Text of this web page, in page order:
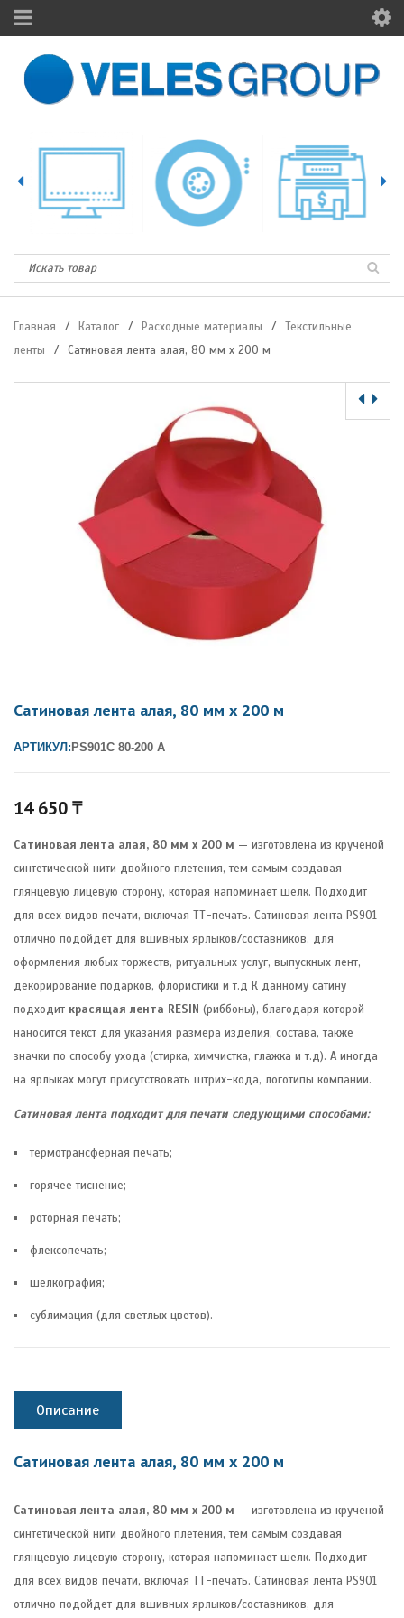
Главная / Каталог / Расходные материалы /
Текстильные
ленты
/ Сатиновая лента алая, 80 мм х 200 м
Сатиновая лента алая, 80 мм х 200 м
АРТИКУЛ: PS901C 80-200 A
14 650₸
Сатиновая лента алая, 80 мм х 200 м — изготовлена из крученой
синтетической нити двойного плетения, тем самым создавая
глянцевую лицевую сторону, которая напоминает шелк. Подходит
для всех видов печати, включая ТТ-печать. Сатиновая лента PS901
отлично подойдет для вшивных ярлыков/составников, для
оформления любых торжеств, ритуальных услуг, выпускных лент,
декорирование подарков, флористики и т.д К данному сатину
подходит красящая лента RESIN (риббоны), благодаря которой
наносится текст для указания размера изделия, состава, также
значки по способу ухода (стирка, химчистка, глажка и т.д). А иногда
на ярлыках могут присутствовать штрих-кода, логотипы компании.
Сатиновая лента подходит для печати следующими способами:
термотрансферная печать;
горячее тиснение;
роторная печать;
флексопечать;
шелкография;
сублимация (для светлых цветов).
Описание
Сатиновая лента алая, 80 мм х 200 м
Сатиновая лента алая, 80 мм х 200 м — изготовлена из крученой
синтетической нити двойного плетения, тем самым создавая
глянцевую лицевую сторону, которая напоминает шелк. Подходит
для всех видов печати, включая ТТ-печать. Сатиновая лента PS901
отлично подойдет для вшивных ярлыков/составников, для